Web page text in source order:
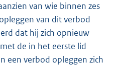
van wie binnen zes
van dit verbod
dat hij zich opnieuw
de in het eerste lid
een verbod opleggen zich